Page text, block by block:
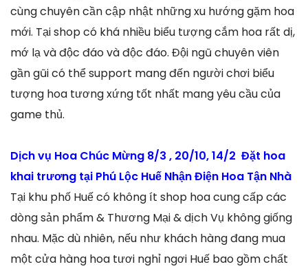
cùng chuyên cần cập nhật những xu hướng gặm hoa
mới. Tại shop có khá nhiều biểu tượng cắm hoa rất dị,
mớ lạ và độc đáo và độc đáo. Đội ngũ chuyên viên
gần gũi có thể support mang đến người chơi biểu
tượng hoa tương xứng tốt nhất mang yêu cầu của
game thủ.
Dịch vụ Hoa Chúc Mừng 8/3 , 20/10, 14/2 Đặt hoa
khai trương tại Phú Lộc Huế Nhận Điện Hoa Tận Nhà
Tại khu phố Huế có không ít shop hoa cung cấp các
dòng sản phẩm & Thương Mại & dịch Vụ không giống
nhau. Mặc dù nhiên, nếu như khách hàng đang mua
một cửa hàng hoa tươi nghỉ ngơi Huế bao gồm chất